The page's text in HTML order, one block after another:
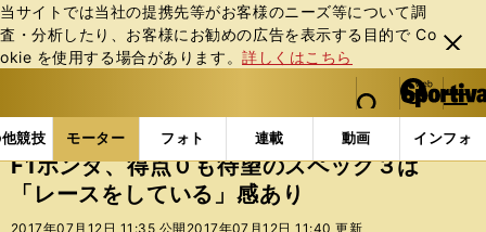
当サイトでは当社の提携先等がお客様のニーズ等について調
査・分析したり、お客様にお勧めの広告を表⽰する⽬的で Co
okie を使⽤する場合があります。詳しくはこちら
閉じ
る
web Sportiva (webスポルティーバ)
検索
マイペ
ー
ジ
メニュ
競技 モーター フォト 連載 動画 インフォ
b
ス
ポ
ル
モーターの記事一覧 モーター F1 F1ホンダ、得
F1ホンダ、得点０も待望のスペック３は
「レースをしている」感あり
2017年07月12日 11:35 公開 2017年07月12日 11:40 更新